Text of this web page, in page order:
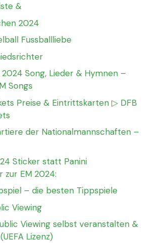
&
2024
Fussballliebe
Song, Lieder & Hymnen –
Songs
Preise & Eintrittskarten ▷ DFB
der Nationalmannschaften –
Sticker statt Panini
zur EM 2024:
– die besten Tippspiele
Viewing
Viewing selbst veranstalten &
Lizenz)